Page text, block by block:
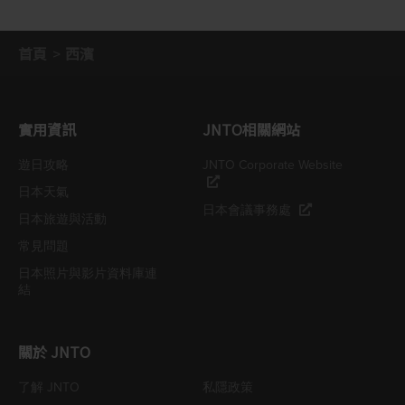
實用資訊 JNTO相關網站
關於 JNTO